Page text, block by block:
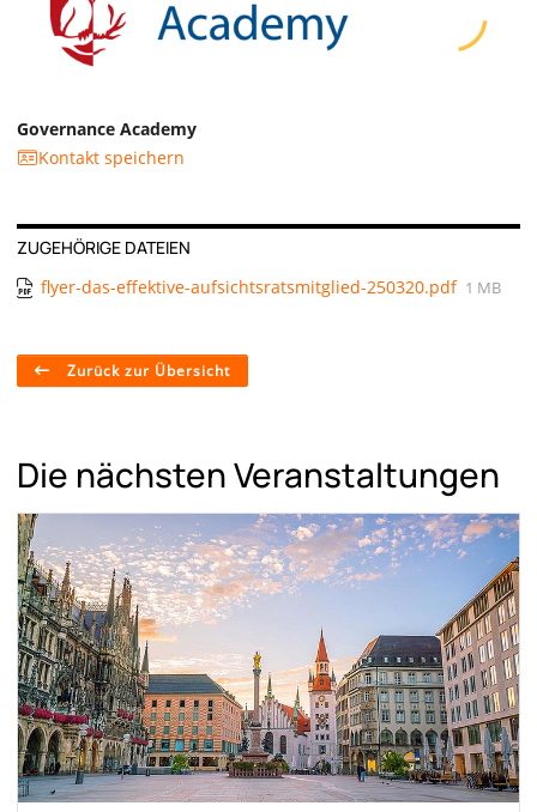
Governance Academy
Kontakt speichern
ZUGEHÖRIGE DATEIEN
flyer-das-effektive-aufsichtsratsmitglied-250320.pdf 1 MB
Zurück zur Übersicht
Die nächsten Veranstaltungen